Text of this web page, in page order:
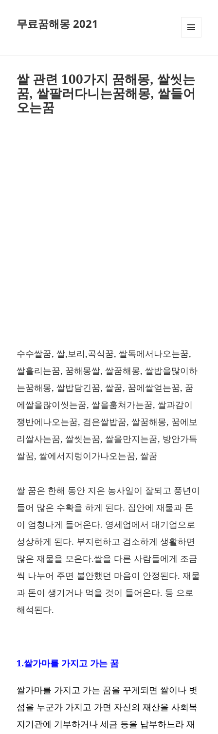
무료꿈해몽 2021
쌀 관련 100가지 꿈해몽, 쌀씻는
꿈, 쌀팔러다니는꿈해몽, 쌀들어
오는꿈
수수쌀꿈, 쌀,보리,곡식꿈, 쌀독에서나오는꿈,
쌀흘리는꿈, 꿈해몽쌀, 쌀꿈해몽, 쌀밥을많이하
는꿈해몽, 쌀밥담긴꿈, 쌀꿈, 꿈에쌀얻는꿈, 꿈
에쌀을많이씻는꿈, 쌀을훔쳐가는꿈, 쌀과감이
쟁반에나오는꿈, 검은쌀밥꿈, 쌀꿈해몽, 꿈에보
리쌀사는꿈, 쌀씻는꿈, 쌀을만지는꿈, 방안가득
쌀꿈, 쌀에서지렁이가나오는꿈, 쌀꿈
쌀 꿈은 한해 동안 지은 농사일이 잘되고 풍년이
들어 많은 수확을 하게 된다. 집안에 재물과 돈
이 엄청나게 들어온다. 영세업에서 대기업으로
성상하게 된다. 부지런하고 검소하게 생활하면
많은 재물을 모은다.쌀을 다른 사람들에게 조금
씩 나누어 주면 불안했던 마음이 안정된다. 재물
과 돈이 생기거나 먹을 것이 들어온다. 등 으로
해석된다.
1.쌀가마를 가지고 가는 꿈
쌀가마를 가지고 가는 꿈을 꾸게되면 쌀이나 볏
섬을 누군가 가지고 가면 자신의 재산을 사회복
지기관에 기부하거나 세금 등을 납부하느라 재